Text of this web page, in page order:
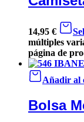
14,95 €
múltiples
página de
Añadir al
Bolsa